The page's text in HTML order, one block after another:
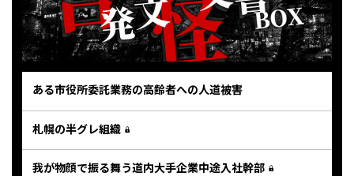
ある市役所委託業務の高齢者への人道被害
札幌の半グレ組織
我が物顔で振る舞う道内大手企業中途入社幹部